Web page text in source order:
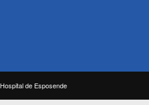
Hospital de Esposende